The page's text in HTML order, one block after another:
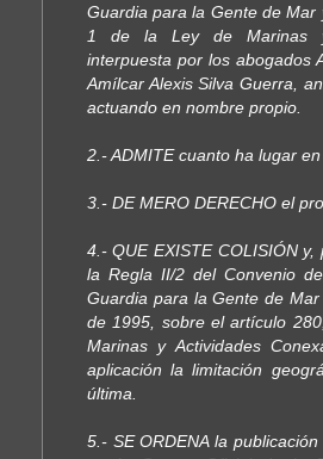
Guardia para la Gente de
1 de la Ley de Marinas y
interpuesta por los abogados
Amílcar Alexis Silva Guerra,
actuando en nombre propio.
2.- ADMITE cuanto ha lugar
3.- DE MERO DERECHO el
4.- QUE EXISTE COLISIÓN y,
la Regla II/2 del Convenio
Guardia para la Gente de
de 1995, sobre el artículo
Marinas y Actividades
aplicación la limitación
última.
5.- SE ORDENA la